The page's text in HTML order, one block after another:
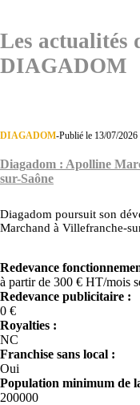
Les actualités
DIAGADOM
DIAGADOM-Publié le 13/07/2026
Diagadom : Apolline
sur-Saône
Diagadom poursuit son
Marchand à Villefranche-
Redevance
à partir de 300 € HT/mois
Redevance publicitaire :
0 €
Royalties :
NC
Franchise sans local :
Oui
Population minimum de
200000